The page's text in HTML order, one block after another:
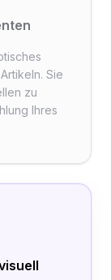
Sie
zu
Ihres